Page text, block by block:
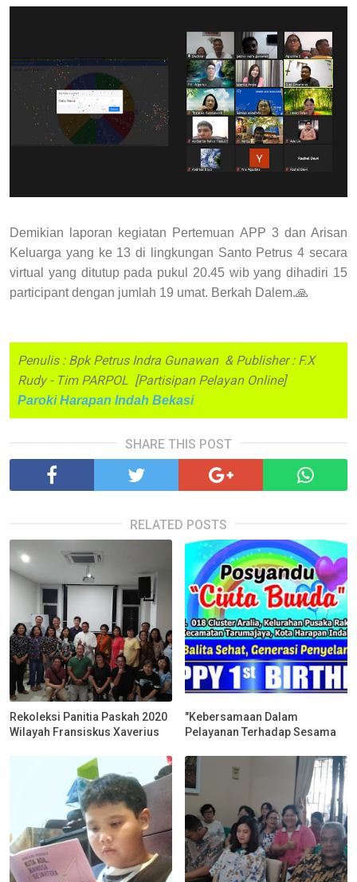
Demikian laporan kegiatan Pertemuan APP 3 dan Arisan
Keluarga yang ke 13 di lingkungan Santo Petrus 4 secara
virtual yang ditutup pada pukul 20.45 wib yang dihadiri 15
participant dengan jumlah 19 umat. Berkah Dalem.🙏
Penulis : Bpk Petrus Indra Gunawan & Publisher : F.X
Rudy - Tim PARPOL [Partisipan Pelayan Online]
Paroki Harapan Indah Bekasi
SHARE THIS POST
RELATED POSTS
Rekoleksi Panitia Paskah 2020
Wilayah Fransiskus Xaverius
"Kebersamaan Dalam
Pelayanan Terhadap Sesama